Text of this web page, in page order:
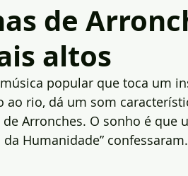
de
altos
popular que toca um
ao rio, dá um som
Arronches. O sonho é que
Humanidade” confessaram.